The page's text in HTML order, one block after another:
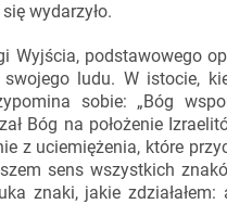
wydarzyło.
Wyjścia, podstawowego
ludu. W istocie,
sobie: „Bóg
Bóg na położenie
z uciemiężenia, które
sens wszystkich
znaki, jakie